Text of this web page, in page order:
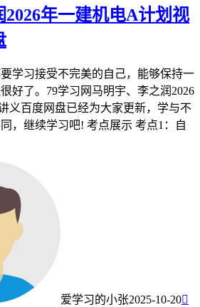
年一建机电A计划视
学习接受不完美的自己，能够保持一
好了。79学习网马明宇、李之润2026
义百度网盘已经为大家更新，学与不
，继续学习吧! 考点展示 考点1：自
爱学习的小张2025-10-20